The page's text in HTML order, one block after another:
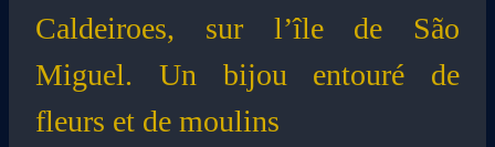
Caldeiroes, sur l’île de São
Miguel. Un bijou entouré de
fleurs et de moulins